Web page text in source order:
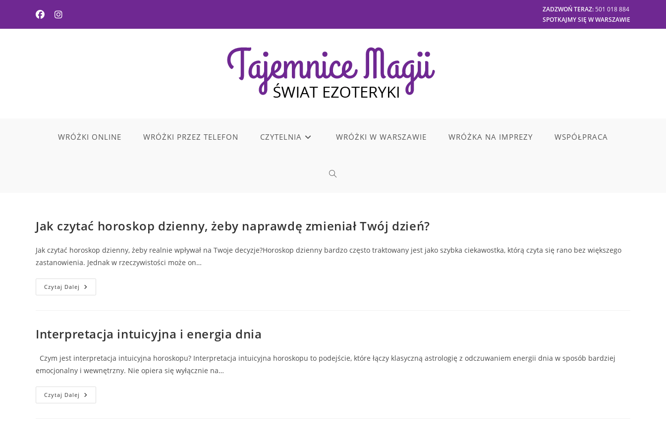
content
ZADZWOŃ TERAZ:501 018 884
SPOTKAJMY SIĘ W WARSZAWIE
WRÓŻKI ONLINE WRÓŻKI PRZEZ TELEFON CZYTELNIA WRÓŻKI W WARSZAWIE WRÓŻKA NA IMPREZY WSPÓŁPRACA
TOGGLE
Jak czytać horoskop dzienny, żeby naprawdę zmieniał Twój dzień?
Jak czytać horoskop dzienny, żeby realnie wpływał na Twoje decyzje?Horoskop dzienny bardzo często traktowany jest jako szybka ciekawostka, którą czyta się rano bez większego
zastanowienia. Jednak w rzeczywistości może on…
Czytaj Dalej Jak
Czytać
Zmieniał
Twój
Dzień?
Interpretacja intuicyjna i energia dnia
Czym jest interpretacja intuicyjna horoskopu? Interpretacja intuicyjna horoskopu to podejście, które łączy klasyczną astrologię z odczuwaniem energii dnia w sposób bardziej
emocjonalny i wewnętrzny. Nie opiera się wyłącznie na…
Czytaj Dalej Interpretacja
Intuicyjna